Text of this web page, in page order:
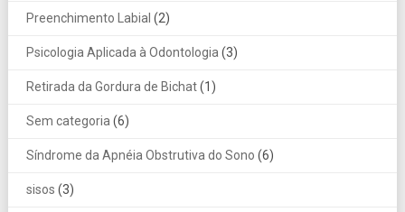
Preenchimento Labial (2)
Psicologia Aplicada à Odontologia (3)
Retirada da Gordura de Bichat(1)
Sem categoria (6)
Síndrome da Apnéia Obstrutiva do Sono (6)
sisos (3)